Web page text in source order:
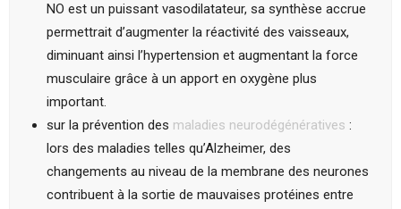
NO est un puissant vasodilatateur, sa synthèse accrue
permettrait d’augmenter la réactivité des vaisseaux,
diminuant ainsi l’hypertension et augmentant la force
musculaire grâce à un apport en oxygène plus
important.
sur la prévention des maladies neurodégénératives :
lors des maladies telles qu’Alzheimer, des
changements au niveau de la membrane des neurones
contribuent à la sortie de mauvaises protéines entre